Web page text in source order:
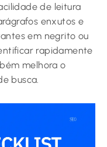
de leitura
enxutos e
em negrito ou
rapidamente
melhora o
busca.